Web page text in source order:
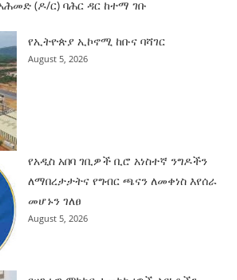
(ዶ/ር) ባሕር ዳር ከተማ ገቡ
የኢትዮጵያ ኢኮኖሚ ከቡና ባሻገር
August 5, 2026
የአዲስ አበባ ገቢዎች ቢሮ አነስተኛ ንግዶችን
ለማበረታታትና የግብር ጫናን ለመቀነስ እየሰራ
መሆኑን ገለፀ
August 5, 2026